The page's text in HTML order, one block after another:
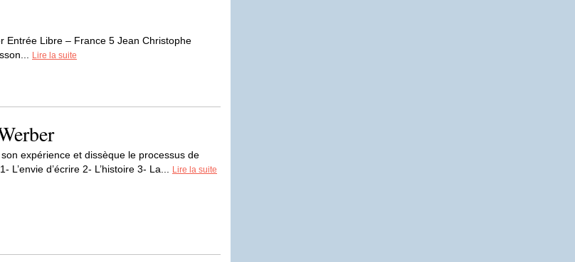
Entrée Libre – France 5 Jean Christophe
Lire la suite
expérience et dissèque le processus de
L’envie d’écrire 2- L’histoire 3- La...
Lire la suite